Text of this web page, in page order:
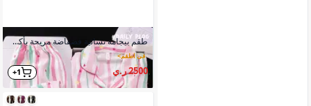
طقم بيجامة نسائية فضفاضة مريحة بأكمام طويلة وأزرار أمامية
في اطقم>
2500 ر.ي 1+